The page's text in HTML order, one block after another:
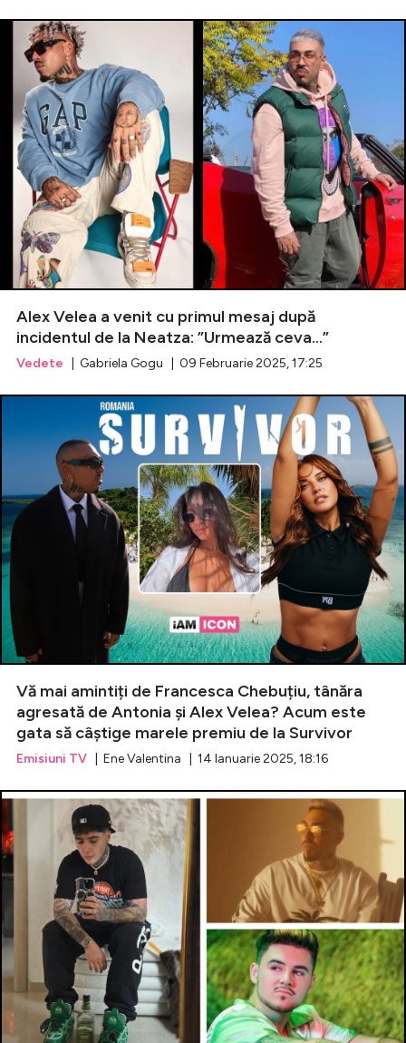
Alex Velea a venit cu primul mesaj după
incidentul de la Neatza: ”Urmează ceva...”
Vedete | Gabriela Gogu | 09 Februarie 2025, 17:25
Vă mai amintiți de Francesca Chebuțiu, tânăra
agresată de Antonia și Alex Velea? Acum este
gata să câștige marele premiu de la Survivor
Emisiuni TV | Ene Valentina | 14 Ianuarie 2025, 18:16